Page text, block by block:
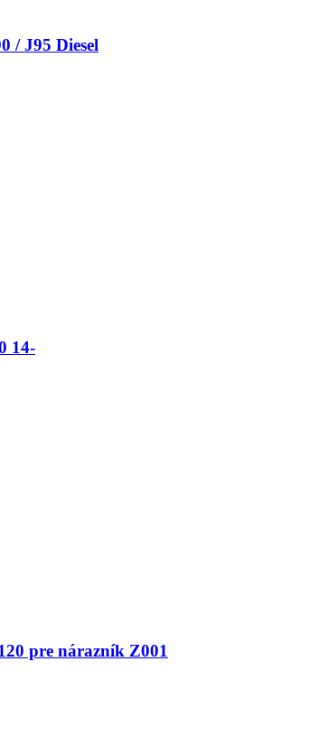
/ J95 Diesel
14-
pre nárazník Z001